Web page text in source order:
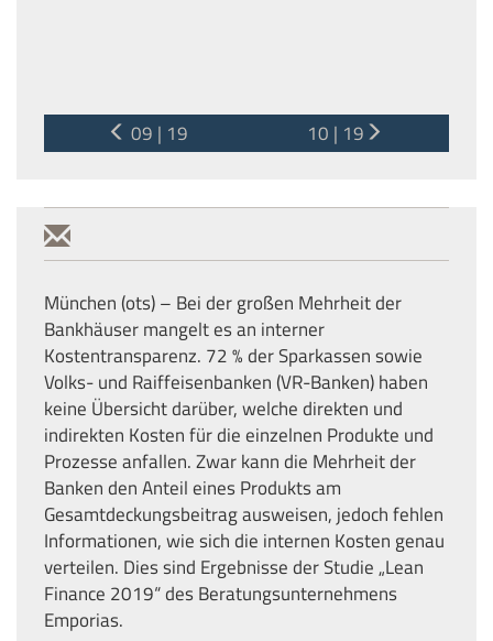
09 | 19 10 | 19
München (ots) – Bei der großen Mehrheit der
Bankhäuser mangelt es an interner
Kostentransparenz. 72 % der Sparkassen sowie
Volks- und Raiffeisenbanken (VR-Banken) haben
keine Übersicht darüber, welche direkten und
indirekten Kosten für die einzelnen Produkte und
Prozesse anfallen. Zwar kann die Mehrheit der
Banken den Anteil eines Produkts am
Gesamtdeckungsbeitrag ausweisen, jedoch fehlen
Informationen, wie sich die internen Kosten genau
verteilen. Dies sind Ergebnisse der Studie „Lean
Finance 2019“ des Beratungsunternehmens
Emporias.